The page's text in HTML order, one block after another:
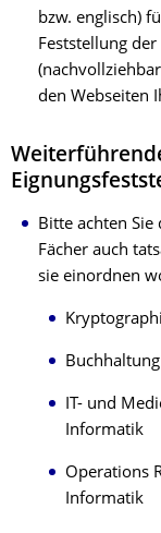
bzw. englisch)
Feststellung
den Webseiten
Bitte achten Sie
Fächer auch
sie einordnen
IT- und
Informatik
Operations
Informatik